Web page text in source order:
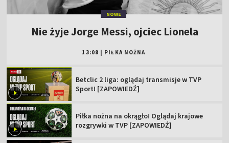
NOWE
Nie żyje Jorge Messi, ojciec Lionela
13:08 PIŁKA NOŻNA
Betclic 2 liga: oglądaj transmisje w TVP
Sport! [ZAPOWIEDŹ]
Piłka nożna na okrągło! Oglądaj krajowe
rozgrywki w TVP [ZAPOWIEDŹ]